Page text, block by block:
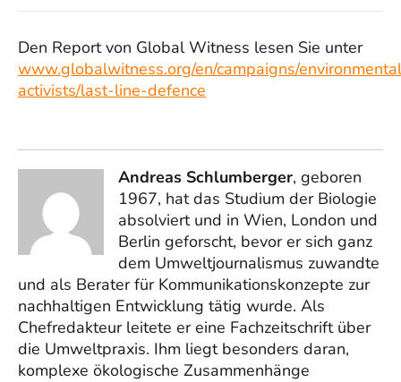
Den Report von Global Witness lesen Sie unter
www.globalwitness.org/en/campaigns/
activists/last-line-defence
Andreas Schlumberger, geboren
1967, hat das Studium der Biologie
absolviert und in Wien, London und
Berlin geforscht, bevor er sich ganz
dem Umweltjournalismus zuwandte
und als Berater für Kommunikationskonzepte zur
nachhaltigen Entwicklung tätig wurde. Als
Chefredakteur leitete er eine Fachzeitschrift über
die Umweltpraxis. Ihm liegt besonders daran,
komplexe ökologische Zusammenhänge